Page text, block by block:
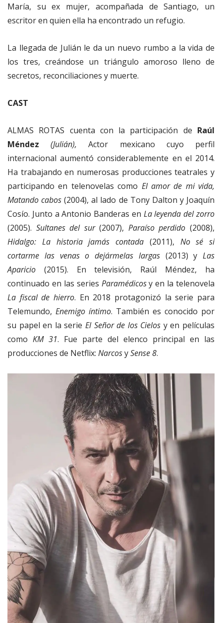
María, su ex mujer, acompañada de Santiago, un
escritor en quien ella ha encontrado un refugio.
La llegada de Julián le da un nuevo rumbo a la vida de
los tres, creándose un triángulo amoroso lleno de
secretos, reconciliaciones y muerte.
CAST
ALMAS ROTAS cuenta con la participación de Raúl
Méndez(Julián), Actor mexicano cuyo perfil
internacional aumentó considerablemente en el 2014.
Ha trabajando en numerosas producciones teatrales y
participando en telenovelas como El amor de mi vida,
Matando cabos (2004), al lado de Tony Dalton y Joaquín
Cosío. Junto a Antonio Banderas en La leyenda del zorro
(2005). Sultanes del sur(2007), Paraíso perdido (2008),
Hidalgo: La historia jamás contada (2011), No sé si
cortarme las venas o dejármelas largas(2013) y Las
Aparicio (2015). En televisión, Raúl Méndez, ha
continuado en las series Paramédicosy en la telenovela
La fiscal de hierro. En 2018 protagonizó la serie para
Telemundo, Enemigo íntimo. También es conocido por
su papel en la serie El Señor de los Cielos y en películas
como KM 31. Fue parte del elenco principal en las
producciones de Netflix: NarcosySense 8.